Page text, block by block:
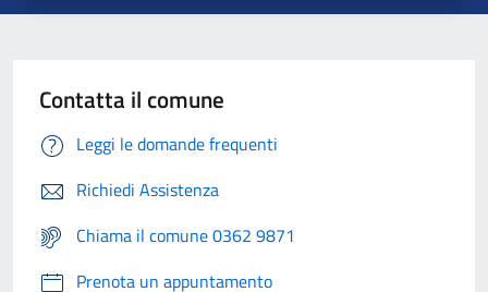
Contatta il comune
Leggi le domande frequenti
Richiedi Assistenza
Chiama il comune 0362 9871
Prenota un appuntamento